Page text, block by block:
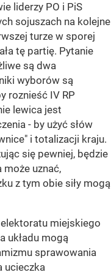
liderzy PO i PiS
sojuszach na kolejne
turze w sporej
tę partię. Pytanie
są dwa
wyborów są
roznieść IV RP
lewica jest
- by użyć słów
i totalizacji kraju.
się pewniej, będzie
może uznać,
z tym obie siły mogą
miejskiego
układu mogą
sprawowania
ucieczka